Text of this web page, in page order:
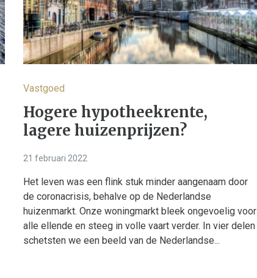
Vastgoed
Hogere hypotheekrente,
lagere huizenprijzen?
21 februari 2022
Het leven was een flink stuk minder aangenaam door
de coronacrisis, behalve op de Nederlandse
huizenmarkt. Onze woningmarkt bleek ongevoelig voor
alle ellende en steeg in volle vaart verder. In vier delen
schetsten we een beeld van de Nederlandse...